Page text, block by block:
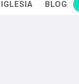
IGLESIA BLOG